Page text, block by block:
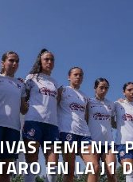
FEMENIL
EN LA J1